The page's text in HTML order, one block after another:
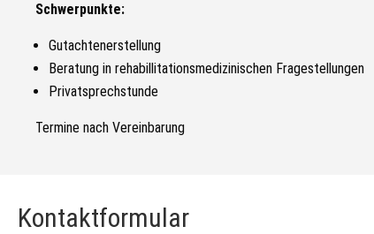
Schwerpunkte:
Gutachtenerstellung
Beratung in rehabillitationsmedizinischen Fragestellungen
Privatsprechstunde
Termine nach Vereinbarung
Kontaktformular